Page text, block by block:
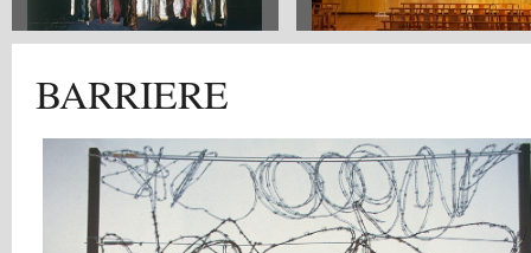
BARRIERE